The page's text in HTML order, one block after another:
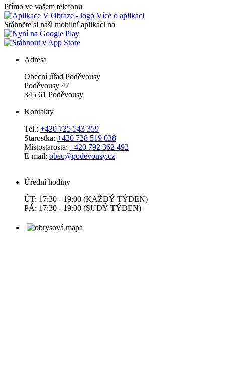
Přímo ve vašem telefonu
Více o aplikaci
Stáhněte si naši mobilní aplikaci na
Adresa
Obecní úřad Poděvousy
Poděvousy 47
345 61 Poděvousy
Kontakty
Tel.: +420 725 543 359
Starostka: +420 728 519 038
Místostarosta: +420 792 362 492
E-mail: obec@podevousy.cz
Úřední hodiny
ÚT: 17:30 - 19:00 (KAŽDÝ TÝDEN)
PÁ: 17:30 - 19:00 (SUDÝ TÝDEN)